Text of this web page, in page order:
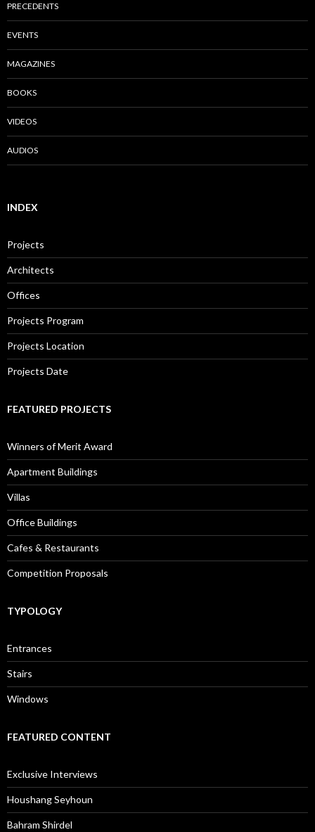
PRECEDENTS
EVENTS
MAGAZINES
BOOKS
VIDEOS
AUDIOS
INDEX
Projects
Architects
Offices
Projects Program
Projects Location
Projects Date
FEATURED PROJECTS
Winners of Merit Award
Apartment Buildings
Villas
Office Buildings
Cafes & Restaurants
Competition Proposals
TYPOLOGY
Entrances
Stairs
Windows
FEATURED CONTENT
Exclusive Interviews
Houshang Seyhoun
Bahram Shirdel